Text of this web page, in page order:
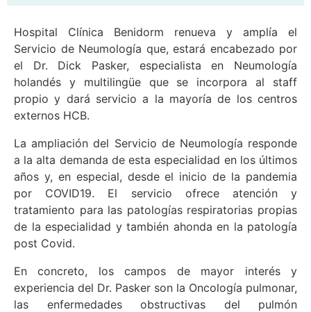
Hospital Clínica Benidorm renueva y amplía el
Servicio de Neumología que, estará encabezado por
el Dr. Dick Pasker, especialista en Neumología
holandés y multilingüe que se incorpora al staff
propio y dará servicio a la mayoría de los centros
externos HCB.
La ampliación del Servicio de Neumología responde
a la alta demanda de esta especialidad en los últimos
años y, en especial, desde el inicio de la pandemia
por COVID19. El servicio ofrece atención y
tratamiento para las patologías respiratorias propias
de la especialidad y también ahonda en la patología
post Covid.
En concreto, los campos de mayor interés y
experiencia del Dr. Pasker son la Oncología pulmonar,
las enfermedades obstructivas del pulmón